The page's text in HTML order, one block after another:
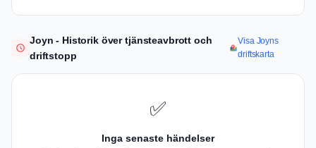
Joyn - Historik över tjänsteavbrott och
driftstopp
Visa Joyns
driftskarta
✅
Inga senaste händelser